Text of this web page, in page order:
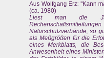
Aus Wolfgang Erz: "Kann
(ca. 1980)
Liest man die
Naturschutzverbände, so
als Meßgrößen für die
eines Merkblatts, die
Anwesenheit eines